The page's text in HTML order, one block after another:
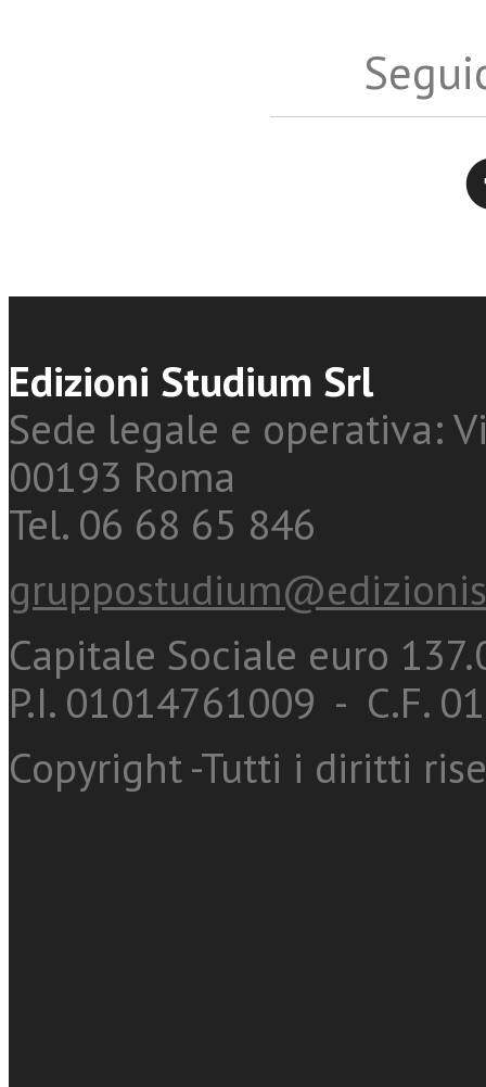
Edizioni Studium Srl
Sede legale e operativa:
00193 Roma
Tel. 06 68 65 846
Capitale Sociale euro
P.I. 01014761009 - C.F.
Copyright -Tutti i diritti